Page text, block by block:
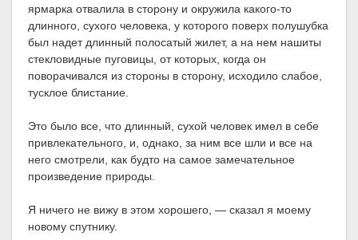
ярмарка отвалила в сторону и окружила какого-то
длинного, сухого человека, у которого поверх полушубка
был надет длинный полосатый жилет, а на нем нашиты
стекловидные пуговицы, от которых, когда он
поворачивался из стороны в сторону, исходило слабое,
тусклое блистание.
Это было все, что длинный, сухой человек имел в себе
привлекательного, и, однако, за ним все шли и все на
него смотрели, как будто на самое замечательное
произведение природы.
Я ничего не вижу в этом хорошего, — сказал я моему
новому спутнику.